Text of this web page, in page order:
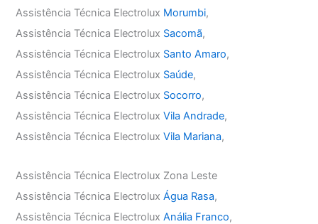
Assistência Técnica Electrolux Morumbi,
Assistência Técnica Electrolux Sacomã,
Assistência Técnica Electrolux Santo Amaro,
Assistência Técnica Electrolux Saúde,
Assistência Técnica Electrolux Socorro,
Assistência Técnica ElectroluxVila Andrade,
Assistência Técnica ElectroluxVila Mariana,
Assistência Técnica Electrolux Zona Leste
Assistência Técnica ElectroluxÁgua Rasa,
Assistência Técnica ElectroluxAnália Franco,